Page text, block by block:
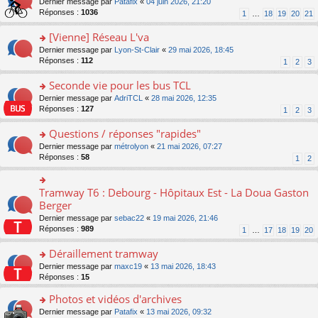
nt
s
ré
e
nt
n
lu
le
pl
u
s
ré
e
nt
e
n
o
n
lu
le
pl
u
s
ré
c
nt
e
s
s
a
g
e
n
lu
le
pl
u
s
ré
nt
n
s
ult
er
le
m
e
s
s
a
g
n
o
n
lu
le
u
s
ré
nt
Réponses : 1036 1 18 19 20 21
o
n
s
ult
er
le
m
e
s
s
a
g
e
n
o
n
lu
le
pl
u
s
ré
c
nt
[Vienne] Réseau L'va
Dernier message par Lyon-St-Clair « 29 mai 2026, 18:45
Réponses : 112 1 2 3
o
n
s
ult
er
le
m
e
s
a
g
e
n
lu
le
pl
u
s
Seconde vie pour les bus TCL
Dernier message par AdriTCL « 28 mai 2026, 12:35
Réponses : 127 1 2 3
o
n
s
ult
er
le
m
e
s
s
a
g
e
n
o
n
Questions / réponses "rapides"
Dernier message par métrolyon « 21 mai 2026, 07:27
Réponses : 58 1 2
o
n
ult
er
le
m
e
s
s
a
g
Tramway T6 : Debourg - Hôpitaux Est - La Doua Gaston
Berger
Dernier message par sebac22 « 19 mai 2026, 21:46
Réponses : 989 1 17 18 19 20
o
n
s
ult
er
Déraillement tramway
Dernier message par maxc19 « 13 mai 2026, 18:43
Réponses : 15
o
Photos et vidéos d'archives
Dernier message par Patafix « 13 mai 2026, 09:32